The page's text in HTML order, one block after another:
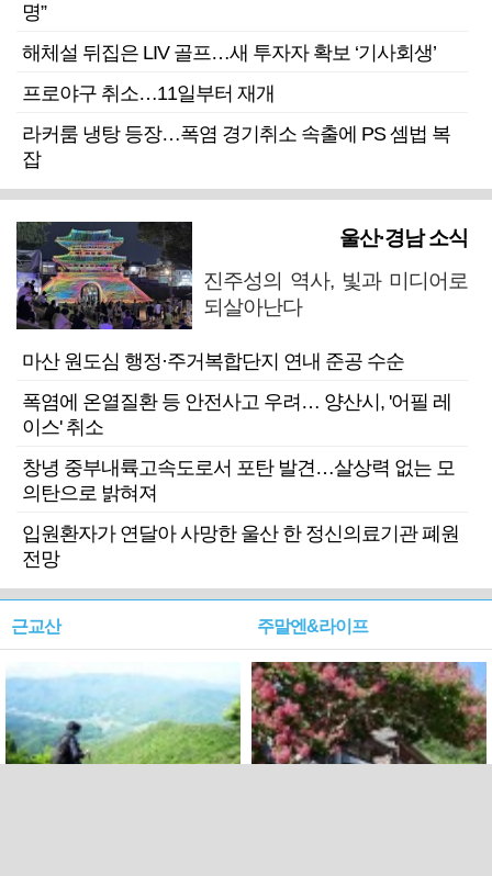
명”
해체설 뒤집은 LIV 골프…새 투자자 확보 ‘기사회생’
프로야구 취소…11일부터 재개
라커룸 냉탕 등장…폭염 경기취소 속출에 PS 셈법 복
잡
울산·경남 소식
진주성의 역사, 빛과 미디어로
되살아난다
마산 원도심 행정·주거복합단지 연내 준공 수순
폭염에 온열질환 등 안전사고 우려… 양산시, '어필 레
이스' 취소
창녕 중부내륙고속도로서 포탄 발견…살상력 없는 모
의탄으로 밝혀져
입원환자가 연달아 사망한 울산 한 정신의료기관 폐원
전망
근교산 주말엔&라이프